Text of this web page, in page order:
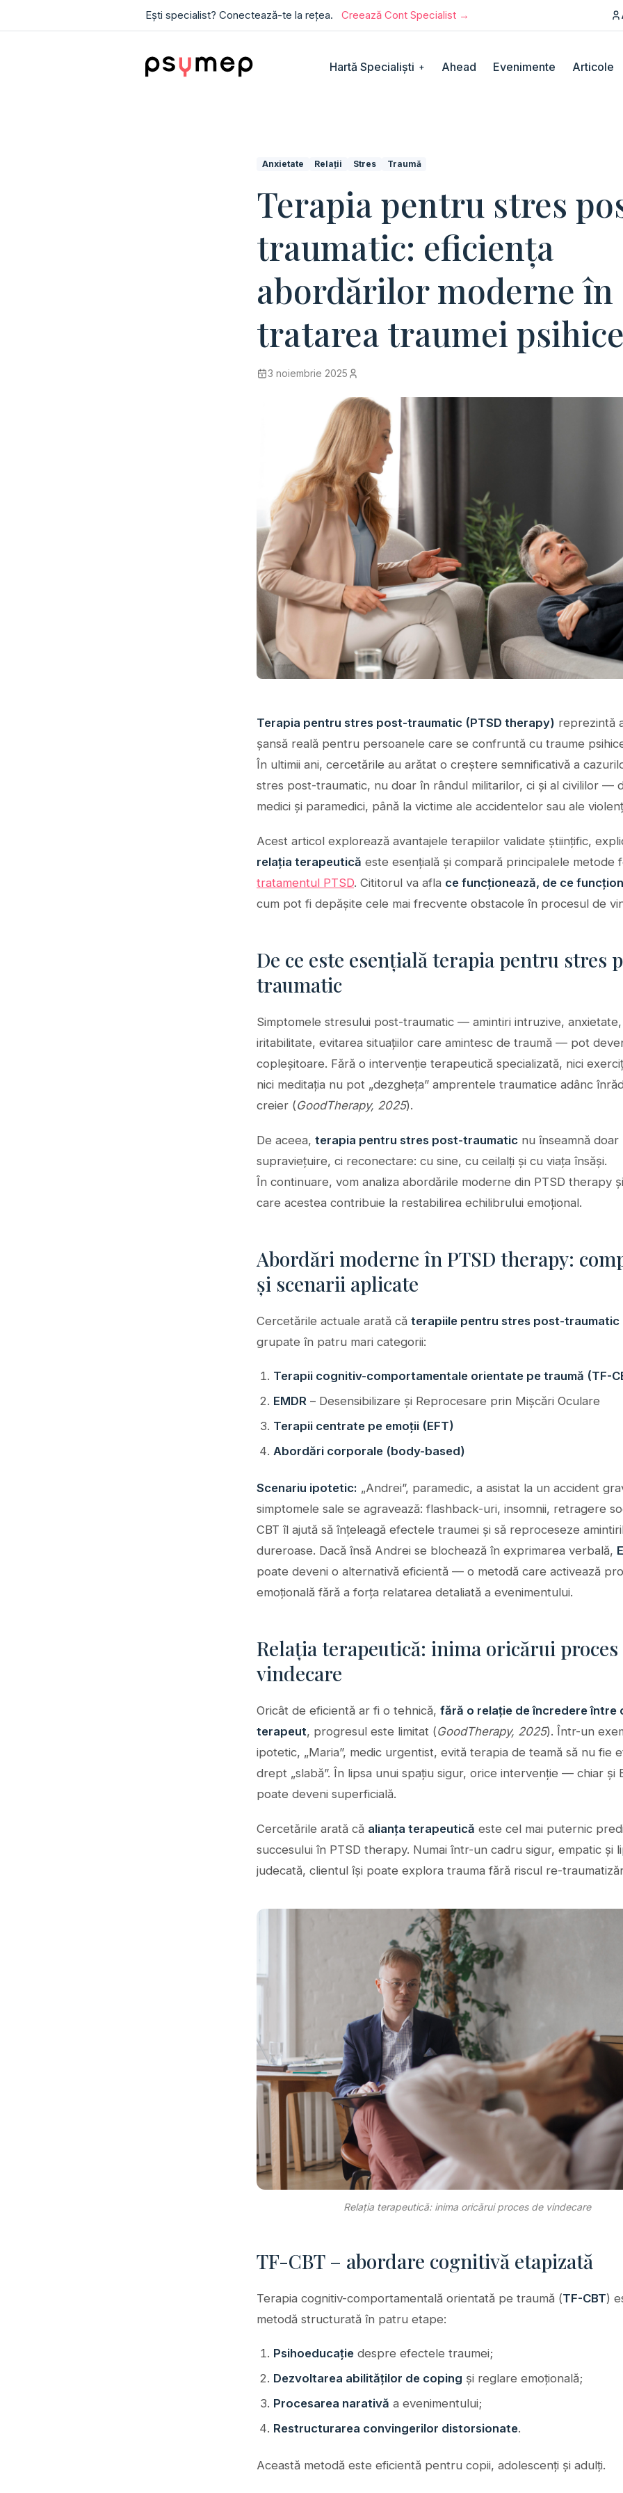
Ești specialist? Conectează-te la rețea. Creează Cont Specialist →
Hartă Specialiști + Ahead Evenimente Articole
Anxietate Relații Stres Traumă
Terapia pentru stres
traumatic: eficiența
abordărilor moderne în
tratarea traumei
3 noiembrie 2025
Terapia pentru stres post-traumatic (PTSD therapy) reprezintă
șansă reală pentru persoanele care se confruntă cu traume
În ultimii ani, cercetările au arătat o creștere semnificativă a
stres post-traumatic, nu doar în rândul militarilor, ci și al civililor —
medici și paramedici, până la victime ale accidentelor sau ale
Acest articol explorează avantajele terapiilor validate științific,
relația terapeutică este esențială și compară principalele metode
tratamentul PTSD. Cititorul va afla ce funcționează, de ce
cum pot fi depășite cele mai frecvente obstacole în procesul de
De ce este esențială terapia pentru stres
traumatic
Simptomele stresului post-traumatic — amintiri intruzive, anxietate,
iritabilitate, evitarea situațiilor care amintesc de traumă — pot
copleșitoare. Fără o intervenție terapeutică specializată, nici
nici meditația nu pot „dezgheța” amprentele traumatice adânc
creier (GoodTherapy, 2025).
De aceea, terapia pentru stres post-traumatic nu înseamnă doar
supraviețuire, ci reconectare: cu sine, cu ceilalți și cu viața însăși.
În continuare, vom analiza abordările moderne din PTSD therapy
care acestea contribuie la restabilirea echilibrului emoțional.
Abordări moderne în PTSD therapy:
și scenarii aplicate
Cercetările actuale arată că terapiile pentru stres post-traumatic
grupate în patru mari categorii:
Terapii cognitiv-comportamentale orientate pe traumă (TF-
EMDR – Desensibilizare și Reprocesare prin Mișcări Oculare
Terapii centrate pe emoții (EFT)
Abordări corporale (body-based)
Scenariu ipotetic: „Andrei”, paramedic, a asistat la un accident
simptomele sale se agravează: flashback-uri, insomnii, retragere
CBT îl ajută să înțeleagă efectele traumei și să reproceseze
dureroase. Dacă însă Andrei se blochează în exprimarea verbală,
poate deveni o alternativă eficientă — o metodă care activează
emoțională fără a forța relatarea detaliată a evenimentului.
Relația terapeutică: inima oricărui proces
vindecare
Oricât de eficientă ar fi o tehnică, fără o relație de încredere între
terapeut, progresul este limitat (GoodTherapy, 2025). Într-un
ipotetic, „Maria”, medic urgentist, evită terapia de teamă să nu fie
drept „slabă”. În lipsa unui spațiu sigur, orice intervenție — chiar și
poate deveni superficială.
Cercetările arată că alianța terapeutică este cel mai puternic
succesului în PTSD therapy. Numai într-un cadru sigur, empatic și
judecată, clientul își poate explora trauma fără riscul re-
Relația terapeutică: inima oricărui proces de vindecare
TF-CBT – abordare cognitivă etapizată
Terapia cognitiv-comportamentală orientată pe traumă (TF-CBT)
metodă structurată în patru etape:
Psihoeducație despre efectele traumei;
Dezvoltarea abilităților de coping și reglare emoțională;
Procesarea narativă a evenimentului;
Restructurarea convingerilor distorsionate.
Această metodă este eficientă pentru copii, adolescenți și adulți.